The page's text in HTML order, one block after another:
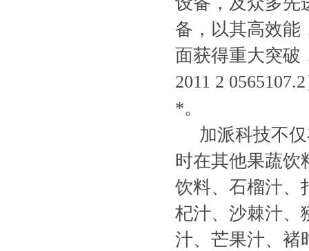
备，以其高效能
面获得重大突破
2011 2
*。
加派科技不
时在其他果蔬饮
饮料、石榴汁、
杞汁、沙棘汁、
汁、芒果汁、褚